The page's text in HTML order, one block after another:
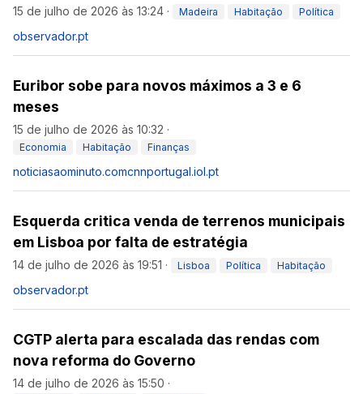
15 de julho de 2026 às 13:24 · Madeira Habitação Política
observador.pt
Euribor sobe para novos máximos a 3 e 6
meses
15 de julho de 2026 às 10:32 ·
Economia Habitação Finanças
noticiasaominuto.comcnnportugal.iol.pt
Esquerda critica venda de terrenos municipais
em Lisboa por falta de estratégia
14 de julho de 2026 às 19:51 · Lisboa Política Habitação
observador.pt
CGTP alerta para escalada das rendas com
nova reforma do Governo
14 de julho de 2026 às 15:50 ·